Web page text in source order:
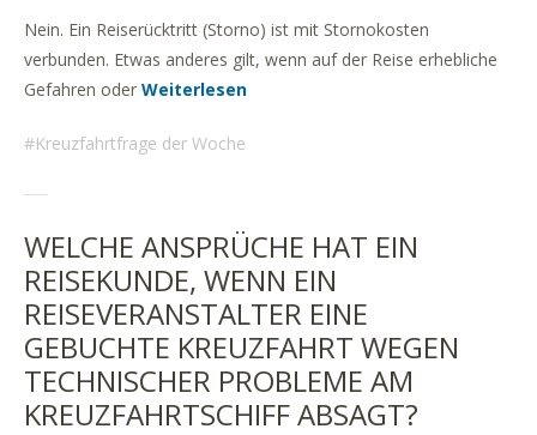
Nein. Ein Reiserücktritt (Storno) ist mit Stornokosten
verbunden. Etwas anderes gilt, wenn auf der Reise erhebliche
Gefahren oder Weiterlesen
Kreuzfahrtfrage der Woche
WELCHE ANSPRÜCHE HAT EIN
REISEKUNDE, WENN EIN
REISEVERANSTALTER EINE
GEBUCHTE KREUZFAHRT WEGEN
TECHNISCHER PROBLEME AM
KREUZFAHRTSCHIFF ABSAGT?